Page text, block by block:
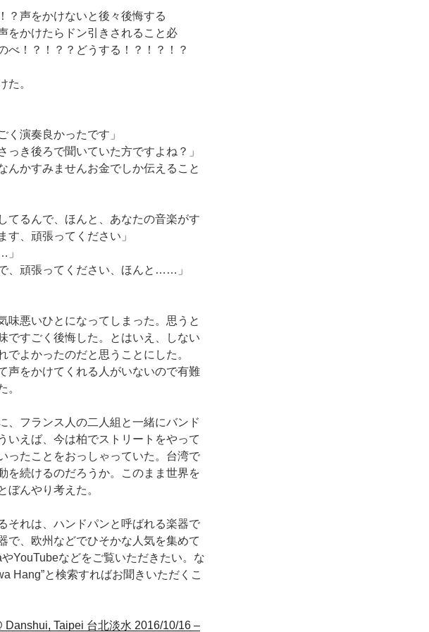
声をかけないと後々後悔する
をかけたらドン引きされること必
べ！？！？？どうする！？！？！？
。
く演奏良かったです」
き後ろで聞いていた方ですよね？」
んかすみませんお金でしか伝えること
てるんで、ほんと、あなたの音楽がす
す、頑張ってください」
」
、頑張ってください、ほんと……」
悪いひとになってしまった。思うと
ですごく後悔した。とはいえ、しない
よかったのだと思うことにした。
声をかけてくれる人がいないので有難
。
フランス人の二人組と一緒にバンド
いえば、今は柏でストリートをやって
ったことをおっしゃっていた。台湾で
を続けるのだろうか。このまま世界を
ぼんやり考えた。
れは、ハンドパンと呼ばれる楽器で
で、欧州などでひそかな人気を集めて
YouTubeなどをご覧いただきたい。な
Hang”と検索すればお聞きいただくこ
Taipei 台北淡水 2016/10/16 –